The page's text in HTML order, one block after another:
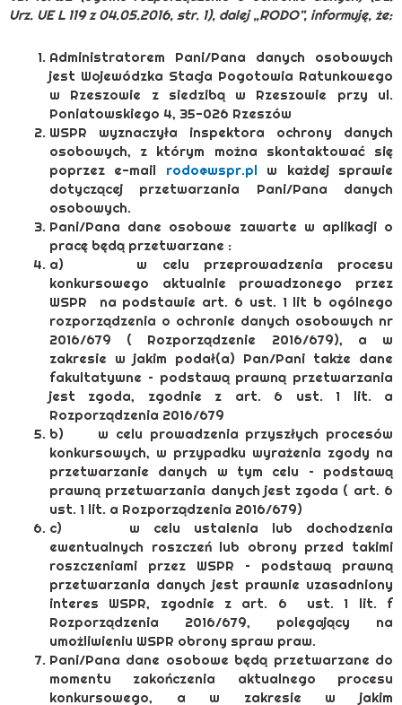
Urz. UE L 119 z 04.05.2016, str. 1), dalej „RODO”, informuję, że:
Administratorem Pani/Pana danych osobowych
jest Wojewódzka Stacja Pogotowia Ratunkowego
w Rzeszowie z siedzibą w Rzeszowie przy ul.
Poniatowskiego 4, 35-026 Rzeszów
WSPR wyznaczyła inspektora ochrony danych
osobowych, z którym można skontaktować się
poprzez e-mail rodo@wspr.pl w każdej sprawie
dotyczącej przetwarzania Pani/Pana danych
osobowych.
Pani/Pana dane osobowe zawarte w aplikacji o
pracę będą przetwarzane :
a) w celu przeprowadzenia procesu
konkursowego aktualnie prowadzonego przez
WSPR na podstawie art. 6 ust. 1 lit b ogólnego
rozporządzenia o ochronie danych osobowych nr
2016/679 ( Rozporządzenie 2016/679), a w
zakresie w jakim podał(a) Pan/Pani także dane
fakultatywne – podstawą prawną przetwarzania
jest zgoda, zgodnie z art. 6 ust. 1 lit. a
Rozporządzenia 2016/679
b) w celu prowadzenia przyszłych procesów
konkursowych, w przypadku wyrażenia zgody na
przetwarzanie danych w tym celu – podstawą
prawną przetwarzania danych jest zgoda ( art. 6
ust. 1 lit. a Rozporządzenia 2016/679)
c) w celu ustalenia lub dochodzenia
ewentualnych roszczeń lub obrony przed takimi
roszczeniami przez WSPR – podstawą prawną
przetwarzania danych jest prawnie uzasadniony
interes WSPR, zgodnie z art. 6 ust. 1 lit. f
Rozporządzenia 2016/679, polegający na
umożliwieniu WSPR obrony spraw praw.
Pani/Pana dane osobowe będą przetwarzane do
momentu zakończenia aktualnego procesu
konkursowego, a w zakresie w jakim